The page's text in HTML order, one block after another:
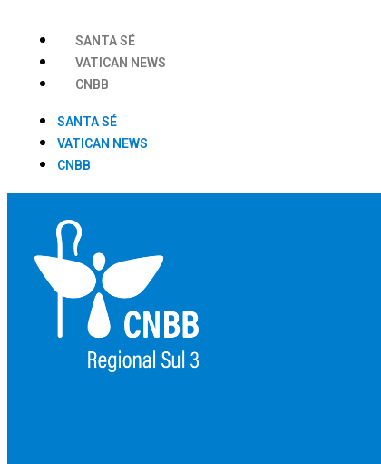
SANTA SÉ
VATICAN NEWS
CNBB
SANTA SÉ
VATICAN NEWS
CNBB